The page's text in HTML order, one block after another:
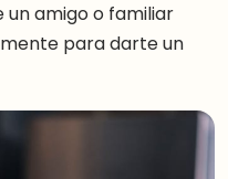
un amigo o familiar
para darte un